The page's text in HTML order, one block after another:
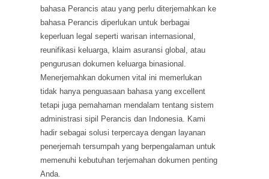
bahasa Perancis atau yang perlu diterjemahkan ke
bahasa Perancis diperlukan untuk berbagai
keperluan legal seperti warisan internasional,
reunifikasi keluarga, klaim asuransi global, atau
pengurusan dokumen keluarga binasional.
Menerjemahkan dokumen vital ini memerlukan
tidak hanya penguasaan bahasa yang excellent
tetapi juga pemahaman mendalam tentang sistem
administrasi sipil Perancis dan Indonesia. Kami
hadir sebagai solusi terpercaya dengan layanan
penerjemah tersumpah yang berpengalaman untuk
memenuhi kebutuhan terjemahan dokumen penting
Anda.